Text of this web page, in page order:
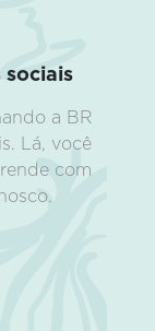
sociais
a BR
Lá, você
com